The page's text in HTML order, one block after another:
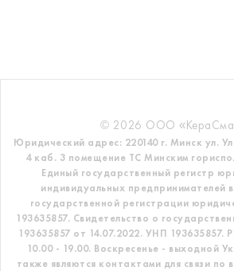
© 2026 ООО
Юридический адрес: 220140 г. Минск ул.
4 каб. 3 помещение ТС Минским
Единый государственный регистр
индивидуальных предпринимателей
государственной регистрации
193635857. Свидетельство о
193635857 от 14.07.2022. УНП 193635857.
10.00 - 19.00. Воскресенье - выходной
также являются контактами для связи